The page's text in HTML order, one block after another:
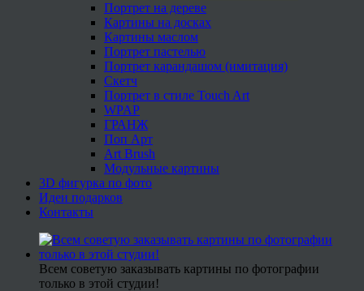
Портрет на дереве
Картины на досках
Картины маслом
Портрет пастелью
Портрет карандашом (имитация)
Скетч
Портрет в стиле Touch Art
WPAP
ГРАНЖ
Поп Арт
Art Brush
Модульные картины
3D фигурка по фото
Идеи подарков
Контакты
Всем советую заказывать картины по фотографии
только в этой студии!